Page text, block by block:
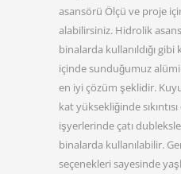
asansörü Ölçü ve proje
alabilirsiniz. Hidrolik
binalarda kullanıldığı
içinde sunduğumuz
en iyi çözüm şeklidir.
kat yüksekliğinde
işyerlerinde çatı
binalarda kullanılabilir.
seçenekleri sayesinde